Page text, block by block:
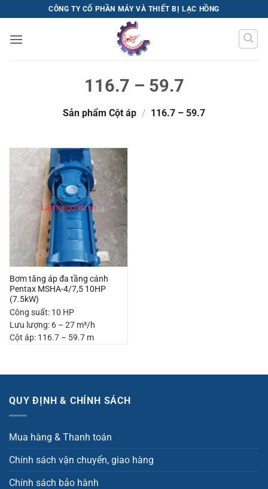
qua
nội
CÔNG TY CỔ PHẦN MÁY VÀ THIẾT BỊ LẠC HỒNG
116.7 – 59.7
Sản phẩm Cột áp / 116.7 – 59.7
Bơm tăng áp đa tầng cánh
Pentax MSHA-4/7,5 10HP
(7.5kW)
Công suất: 10 HP
Lưu lượng: 6 – 27 m³/h
Cột áp: 116.7 – 59.7 m
QUY ĐỊNH & CHÍNH SÁCH
Mua hàng & Thanh toán
Chính sách vận chuyển, giao hàng
Chính sách bảo hành